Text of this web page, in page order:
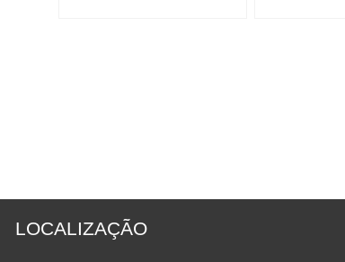
LOCALIZAÇÃO